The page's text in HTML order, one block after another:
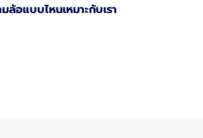
ล้อแบบไหนเหมาะกับเรา